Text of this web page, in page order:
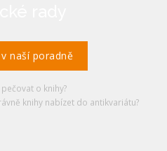
naší poradně
o knihy?
knihy nabízet do antikvariátu?